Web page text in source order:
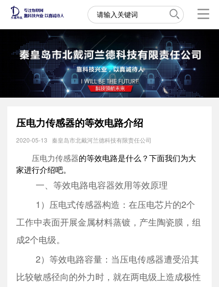
压电力传感器的等效电路介绍
2020-05-13 秦皇岛市北戴河兰德科技有限责任公司
压电力传感器的等效电路是什么？下面我们为大
家进行介绍吧。
一、等效电路电容器效用等效原理
1）压电式传感器构造：在压电芯片的2个
工作中表面开展金属材料蒸镀，产生陶瓷膜，组
成2个电级。
2）等效电路容量：当压电传感器遭受沿其
比较敏感径向的外力时，就在两电级上造成极性